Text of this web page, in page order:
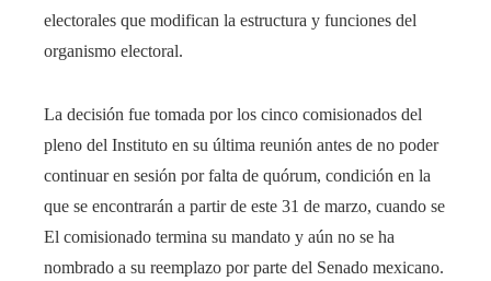
electorales que modifican la estructura y funciones del
organismo electoral.
La decisión fue tomada por los cinco comisionados del
pleno del Instituto en su última reunión antes de no poder
continuar en sesión por falta de quórum, condición en la
que se encontrarán a partir de este 31 de marzo, cuando se
El comisionado termina su mandato y aún no se ha
nombrado a su reemplazo por parte del Senado mexicano.